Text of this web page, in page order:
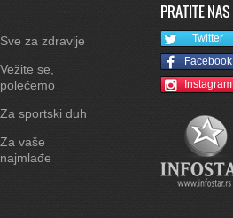
Sve za zdravlje
Vežite se,
polećemo
Za sportski duh
Za vaše
najmlađe
PRATITE NAS
Twitter
Facebook
Instagram